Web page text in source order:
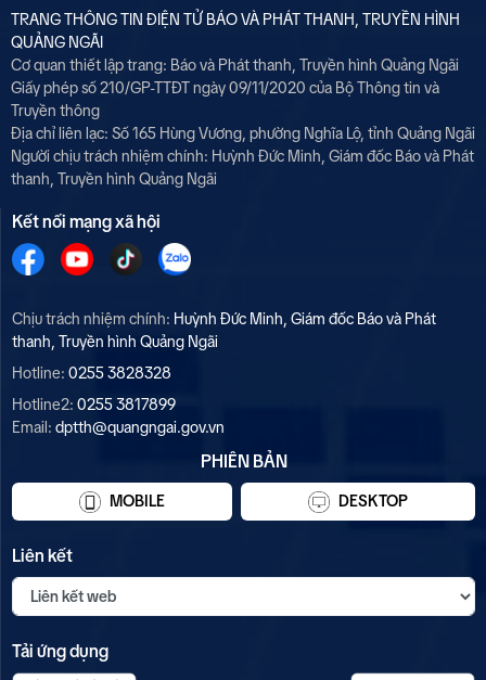
TRANG THÔNG TIN ĐIỆN TỬ BÁO VÀ PHÁT THANH, TRUYỀN HÌNH
QUẢNG NGÃI
Cơ quan thiết lập trang: Báo và Phát thanh, Truyền hình Quảng Ngãi
Giấy phép số 210/GP-TTĐT ngày 09/11/2020 của Bộ Thông tin và
Truyền thông
Địa chỉ liên lạc: Số 165 Hùng Vương, phường Nghĩa Lộ, tỉnh Quảng Ngãi
Người chịu trách nhiệm chính: Huỳnh Đức Minh, Giám đốc Báo và Phát
thanh, Truyền hình Quảng Ngãi
Kết nối mạng xã hội
Chịu trách nhiệm chính: Huỳnh Đức Minh, Giám đốc Báo và Phát
thanh, Truyền hình Quảng Ngãi
Hotline: 0255 3828328
Hotline2: 0255 3817899
Email: dptth@quangngai.gov.vn
PHIÊN BẢN
MOBILE DESKTOP
Liên kết
Tải ứng dụng